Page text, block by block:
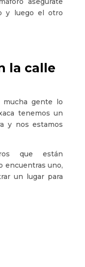
y luego el otro
la calle
gente lo
tenemos un
y nos estamos
que están
encuentras uno,
un lugar para